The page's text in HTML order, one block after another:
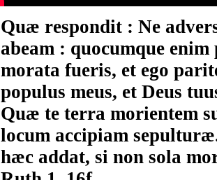
Quæ respondit : Ne
abeam : quocumque
morata fueris, et ego
populus meus, et Deus
Quæ te terra morientem
locum accipiam
hæc addat, si non sola